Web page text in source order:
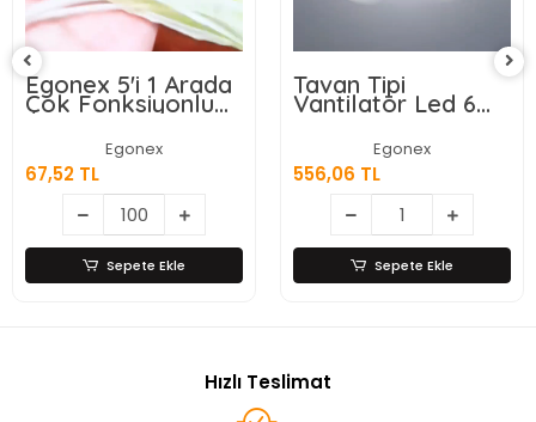
Tavan Tipi
Vantilatör Led 6
Kanatlı
Egonex
556,06 TL
Sepete Ekle
Wasspender WS-
300 Akıllı Su Sebili
- Gizli Damacanalı
- Dokunmatik
Ekran Egonex
9.028,87 TL
Sepete Ekle
Hızlı Teslimat